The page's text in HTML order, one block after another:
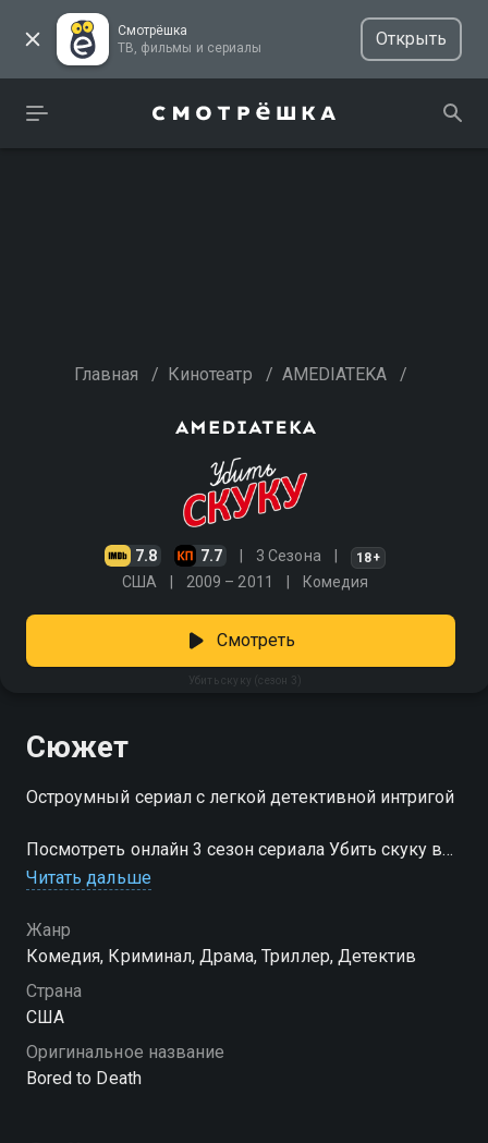
Смотрёшка
ТВ, фильмы и сериалы
Открыть
Главная / Кинотеатр / AMEDIATEKA /
7.8 7.7 3 Сезона 18+
США 2009 – 2011 Комедия
Убить скуку (сезон 3)
Смотреть
Сюжет
Остроумный сериал с легкой детективной интригой
Посмотреть онлайн 3 сезон сериала Убить скуку вы
можете совершенно бесплатно в хорошем HD
Читать дальше
Жанр
Комедия, Криминал, Драма, Триллер, Детектив
Страна
США
Оригинальное название
Bored to Death